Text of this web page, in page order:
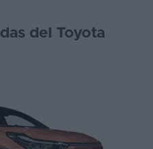
del Toyota